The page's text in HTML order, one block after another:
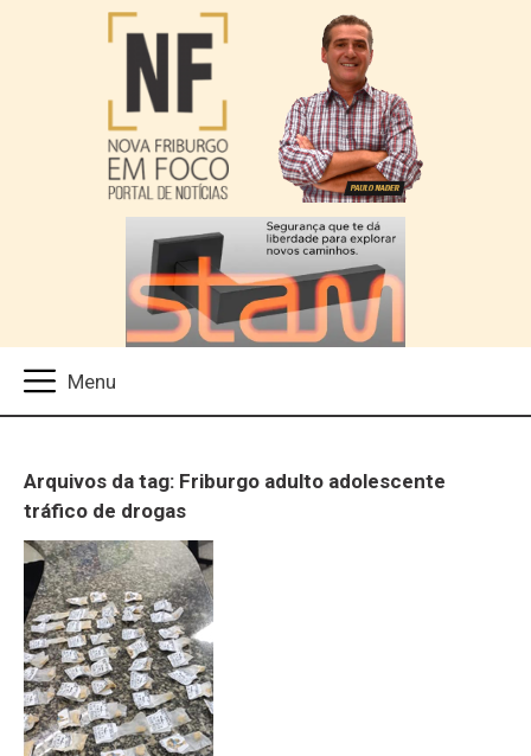
Arquivos da tag: Friburgo adulto adolescente
tráfico de drogas